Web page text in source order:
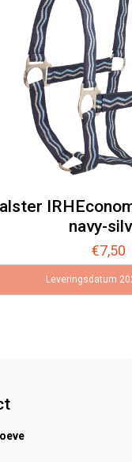
navy-
€7,50
Leveringsdatum